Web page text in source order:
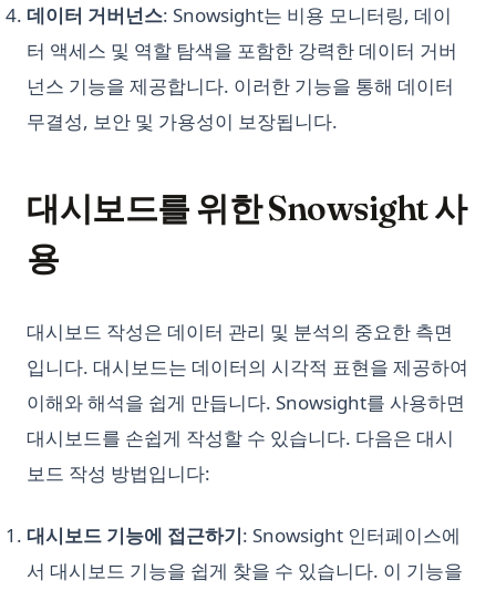
데이터 거버넌스: Snowsight는 비용 모니터링, 데이
터 액세스 및 역할 탐색을 포함한 강력한 데이터 거버
넌스 기능을 제공합니다. 이러한 기능을 통해 데이터
무결성, 보안 및 가용성이 보장됩니다.
대시보드를 위한 Snowsight 사
용
대시보드 작성은 데이터 관리 및 분석의 중요한 측면
입니다. 대시보드는 데이터의 시각적 표현을 제공하여
이해와 해석을 쉽게 만듭니다. Snowsight를 사용하면
대시보드를 손쉽게 작성할 수 있습니다. 다음은 대시
보드 작성 방법입니다:
대시보드 기능에 접근하기: Snowsight 인터페이스에
서 대시보드 기능을 쉽게 찾을 수 있습니다. 이 기능을